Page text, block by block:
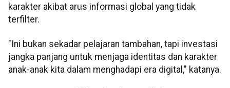
karakter akibat arus informasi global yang tidak
terfilter.
"Ini bukan sekadar pelajaran tambahan, tapi investasi
jangka panjang untuk menjaga identitas dan karakter
anak-anak kita dalam menghadapi era digital," katanya.